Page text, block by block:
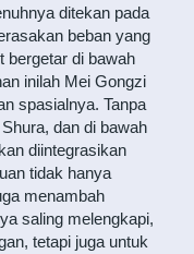
ditekan pada
beban yang
bergetar di bawah
inilah Mei Gongzi
spasialnya. Tanpa
dan di bawah
diintegrasikan
tidak hanya
menambah
saling melengkapi,
tetapi juga untuk